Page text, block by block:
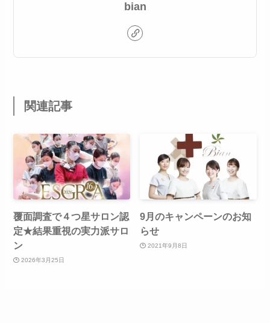
bian
関連記事
覆面調査で４つ星サロン認
定★結果重視の実力派サロ
ン
2026年3月25日
9月のキャンペーンのお知
らせ
2021年9月8日